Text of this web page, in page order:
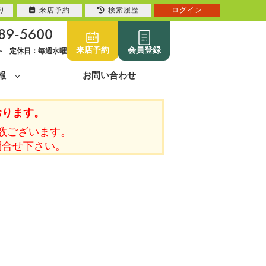
5600
定休日：毎週水曜 来店予約 会員登録
お問い合わせ
ます。
ざいます。
せ下さい。
来店予約 検索履歴 ログイン